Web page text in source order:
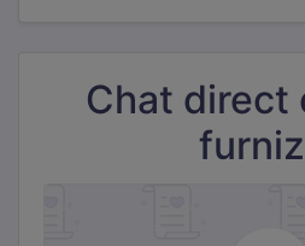
Chat direct
Cookie-urile de marketing sunt